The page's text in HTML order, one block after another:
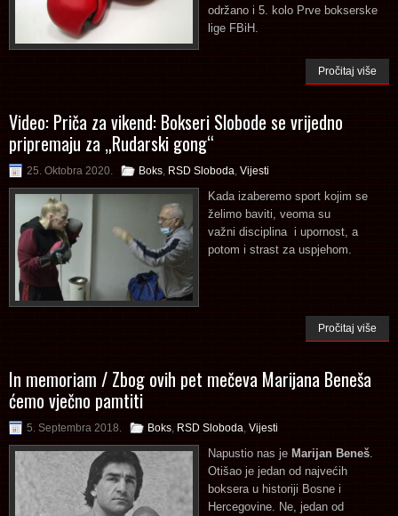
održano i 5. kolo Prve bokserske
lige FBiH.
Pročitaj više
Video: Priča za vikend: Bokseri Slobode se vrijedno
pripremaju za „Rudarski gong“
25. Oktobra 2020. Boks RSD Sloboda Vijesti
Kada izaberemo sport kojim se
želimo baviti, veoma su
važni disciplina i upornost, a
potom i strast za uspjehom.
Pročitaj više
In memoriam / Zbog ovih pet mečeva Marijana Beneša
ćemo vječno pamtiti
5. Septembra 2018. Boks RSD Sloboda Vijesti
Napustio nas je Marijan Beneš
Otišao je jedan od najvećih
boksera u historiji Bosne i
Hercegovine. Ne, jedan od